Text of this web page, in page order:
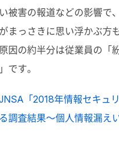
被害の報道などの影響で
まっさきに思い浮かぶ方
因の約半分は従業員の「
です。
「2018年情報セキュ
調査結果～個人情報漏え